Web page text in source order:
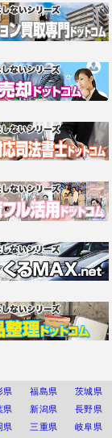
県 福島県
茨城県
県 新潟県
長野県
県 三重県
岐阜県